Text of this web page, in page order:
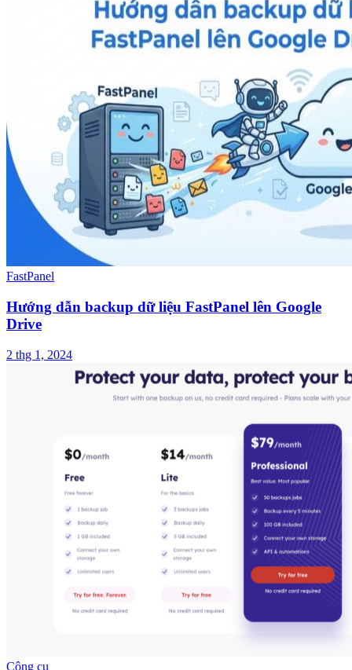
FastPanel
Hướng dẫn backup dữ liệu FastPanel lên Google
Drive
2 thg 1, 2024
Công cụ